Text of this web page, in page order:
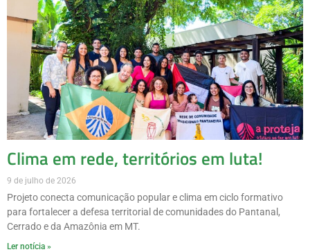
Clima em rede, territórios em luta!
9 de julho de 2026
Projeto conecta comunicação popular e clima em ciclo formativo
para fortalecer a defesa territorial de comunidades do Pantanal,
Cerrado e da Amazônia em MT.
Ler notícia »